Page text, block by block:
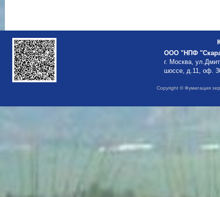
ООО "НПФ
г. Москва,
шоссе, д.11, оф.
Copyright © Фумигация